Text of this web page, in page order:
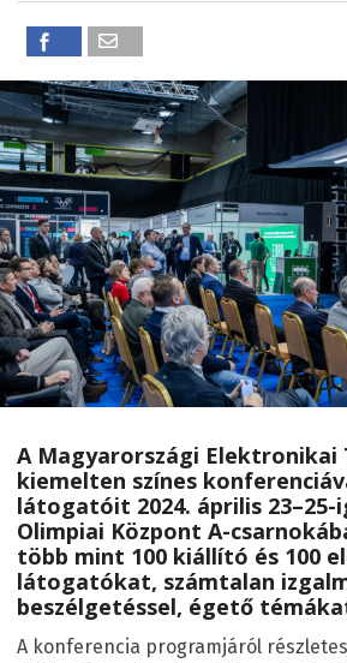
A Magyarországi Elektronikai
kiemelten színes konferenciá
látogatóit 2024. április
Olimpiai Központ A-
több mint 100 kiállító és 100
látogatókat, számtalan
beszélgetéssel, égető
A konferencia programjáról